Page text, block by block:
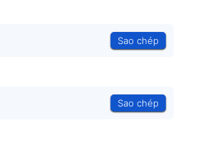
Sao chép
Sao chép